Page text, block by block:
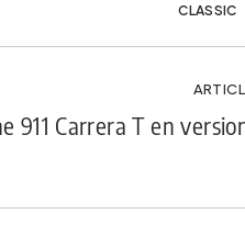
CLASSIC
911 Carrera T en